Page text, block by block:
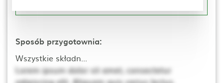
Sposób przygotownia:
Wszystkie składn...
Lorem ipsum dolor sit amet, consectetur